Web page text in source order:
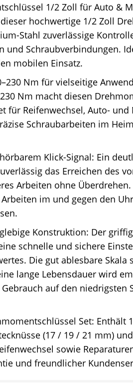
1/2 Zoll für Auto &
hochwertige 1/2 Zoll
Stahl zuverlässige
und Schraubverbindungen.
mobilen Einsatz.
Nm für vielseitige
Nm macht diesen
für Reifenwechsel, Auto-
Schraubarbeiten im
Klick-Signal: Ein
das Erreichen des
Arbeiten ohne Überdrehen.
im und gegen den
Konstruktion: Der
schnelle und sichere
Die gut ablesbare Skala
lange Lebensdauer wird
auf den niedrigsten
Set: Enthält
(17 / 19 / 21 mm)
sowie
und freundlicher